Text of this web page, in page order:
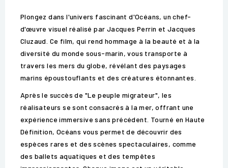
Plongez dans l'univers fascinant d'Océans, un chef-
d'œuvre visuel réalisé par Jacques Perrin et Jacques
Cluzaud. Ce film, qui rend hommage à la beauté et à la
diversité du monde sous-marin, vous transporte à
travers les mers du globe, révélant des paysages
marins époustouflants et des créatures étonnantes.
Après le succès de "Le peuple migrateur", les
réalisateurs se sont consacrés à la mer, offrant une
expérience immersive sans précédent. Tourné en Haute
Définition, Océans vous permet de découvrir des
espèces rares et des scènes spectaculaires, comme
des ballets aquatiques et des tempêtes